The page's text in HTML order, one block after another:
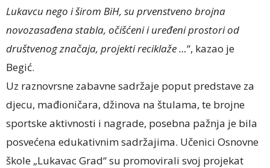
Lukavcu nego i širom BiH, su prvenstveno brojna
novozasađena stabla, očišćeni i uređeni prostori od
društvenog značaja, projekti reciklaže …“, kazao je
Begić.
Uz raznovrsne zabavne sadržaje poput predstave za
djecu, mađioničara, džinova na štulama, te brojne
sportske aktivnosti i nagrade, posebna pažnja je bila
posvećena edukativnim sadržajima. Učenici Osnovne
škole „Lukavac Grad“ su promovirali svoj projekat